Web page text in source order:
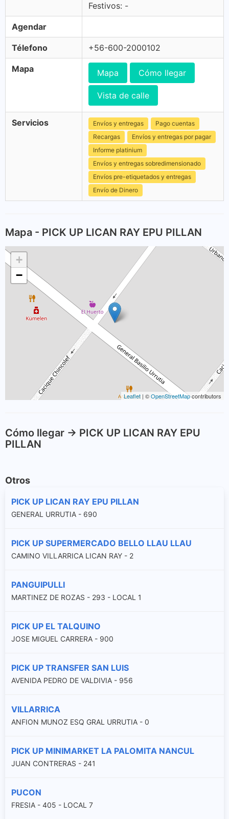
Festivos: -
Agendar
Télefono +56-600-2000102
Mapa Mapa Cómo llegar
Vista de calle
Servicios Envíos y entregas
Pago cuentas
Recargas
Envíos y entregas por pagar
Informe platinium
Envíos y entregas sobredimensionado
Envíos pre-etiquetados y entregas
Envío de Dinero
Mapa - PICK UP LICAN RAY EPU PILLAN
+
−
Leaflet | ©OpenStreetMapcontributors
Cómo llegar -> PICK UP LICAN RAY EPU
PILLAN
Otros
PICK UP LICAN RAY EPU PILLAN
GENERAL URRUTIA - 690
PICK UP SUPERMERCADO BELLO LLAU LLAU
CAMINO VILLARRICA LICAN RAY - 2
PANGUIPULLI
MARTINEZ DE ROZAS - 293 - LOCAL 1
PICK UP EL TALQUINO
JOSE MIGUEL CARRERA - 900
PICK UP TRANSFER SAN LUIS
AVENIDA PEDRO DE VALDIVIA - 956
VILLARRICA
ANFION MUNOZ ESQ GRAL URRUTIA - 0
PICK UP MINIMARKET LA PALOMITA NANCUL
JUAN CONTRERAS - 241
PUCON
FRESIA - 405 - LOCAL 7